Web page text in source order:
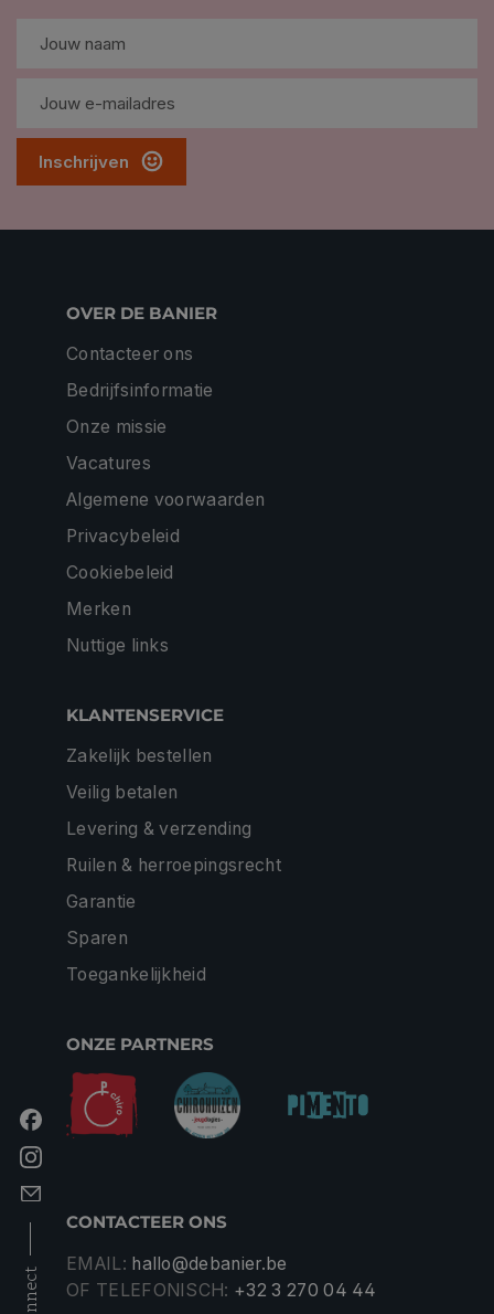
Inschrijven
connect
OVER DE BANIER
Contacteer ons
Bedrijfsinformatie
Onze missie
Vacatures
Algemene voorwaarden
Privacybeleid
Cookiebeleid
Merken
Nuttige links
KLANTENSERVICE
Zakelijk bestellen
Veilig betalen
Levering & verzending
Ruilen & herroepingsrecht
Garantie
Sparen
Toegankelijkheid
ONZE PARTNERS
CONTACTEER ONS
EMAIL: hallo@debanier.be
OF TELEFONISCH: +32 3 270 04 44